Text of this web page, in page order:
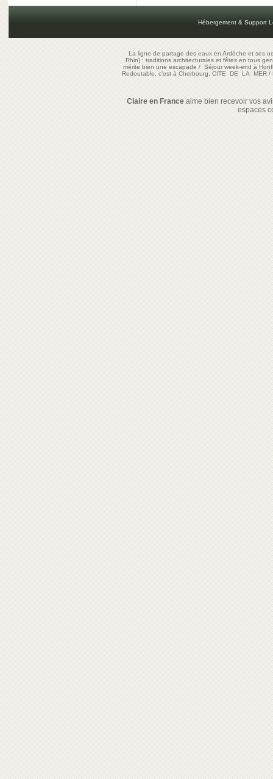
Hébergement & Support
La ligne de partage des eaux en Ardèche et ses
Rhin) : traditions architecturales et fêtes en tous
mérite bien une escapade/Séjour week-end à
Redoutable, c'est à Cherbourg, CITE DE LA MER/
Claire en Franceaime bien recevoir vos
espaces